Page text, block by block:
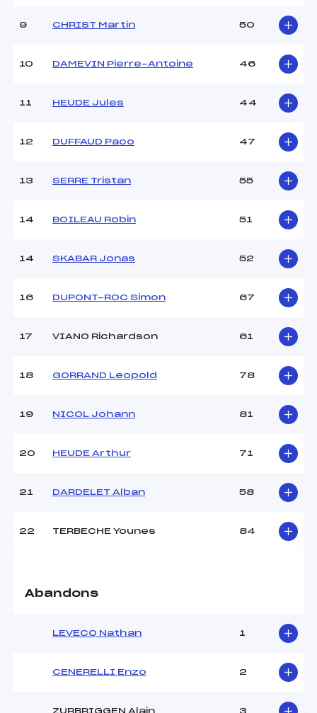
Météo :
Nombre de portes :
52
Traceur :
BOREL (FRA)
FERRARI POQUET (FRA)
BERTINO (FRA)
Ouvreurs C :
NORAZ (FRA)
Ouvreurs E :
Pénalité appliquée :
35.6700
9 CHRIST Martin 50
10 DAMEVIN Pierre-Antoine 46
11 HEUDE Jules 44
12 DUFFAUD Paco 47
13 SERRE Tristan 55
14 BOILEAU Robin 51
14 SKABAR Jonas 52
16 DUPONT-ROC Simon 67
17 VIANO Richardson 61
18 GORRAND Leopold 78
19 NICOL Johann 81
20 HEUDE Arthur 71
21 DARDELET Alban 58
22 TERBECHE Younes 84
Abandons
LEVECQ Nathan 1
CENERELLI Enzo 2
ZURBRIGGEN Alain 3